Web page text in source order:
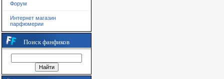
Форум
Интернет магазин
парфюмерии
Поиск фанфиков